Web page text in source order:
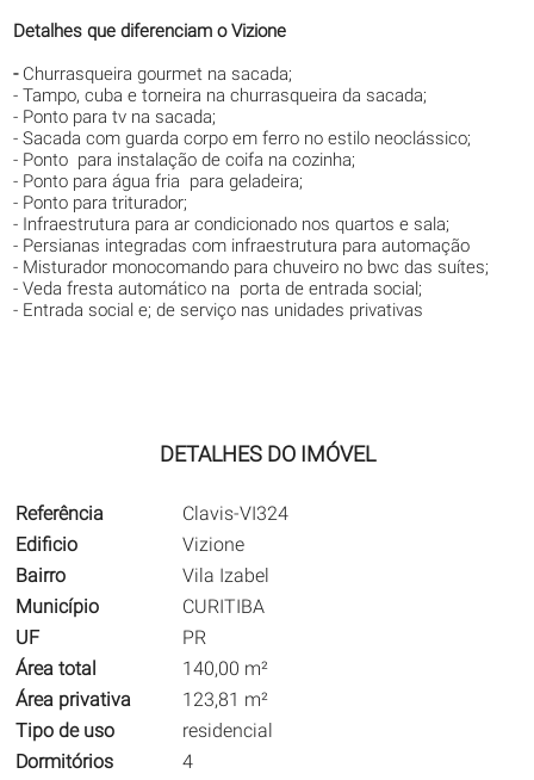
Detalhes que diferenciam o Vizione
-Churrasqueira gourmet na sacada;
- Tampo, cuba e torneira na churrasqueira da sacada;
- Ponto para tv na sacada;
- Sacada com guarda corpo em ferro no estilo neoclássico;
- Ponto para instalação de coifa na cozinha;
- Ponto para água fria para geladeira;
- Ponto para triturador;
- Infraestrutura para ar condicionado nos quartos e sala;
- Persianas integradas com infraestrutura para automação
- Misturador monocomando para chuveiro no bwc das suítes;
- Veda fresta automático na porta de entrada social;
- Entrada social e; de serviço nas unidades privativas
DETALHES DO IMÓVEL
Referência
Clavis-VI324
Edificio
Vizione
Bairro
Vila Izabel
Município
CURITIBA
UF
PR
Área total
140,00 m²
Área privativa
123,81 m²
Tipo de uso
residencial
Dormitórios
4